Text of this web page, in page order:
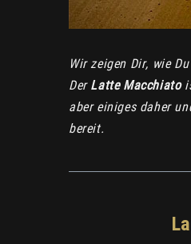
Wir zeigen Dir, wie
DerLatte Macchiato
aber einiges daher
bereit.